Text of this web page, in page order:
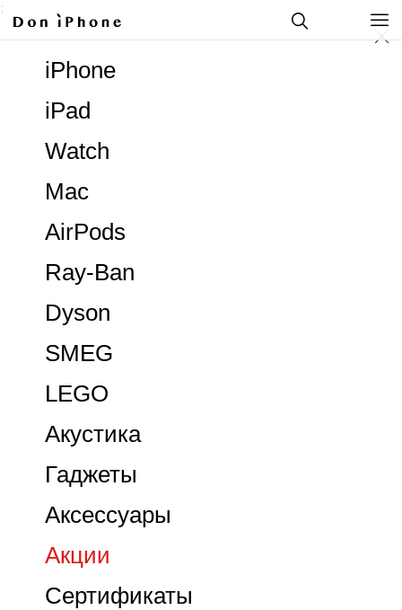
;
Сертификаты
Акции
Аксессуары
Гаджеты
Акустика
Dyson
AirPods
Ray-Ban
LEGO
SMEG
Mac
Watch
iPad
iPhone